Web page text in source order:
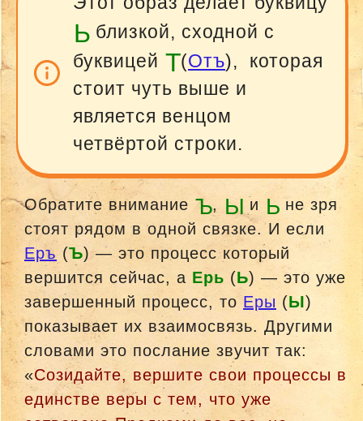
Ь близкой, сходной с
буквицей T(Отъ), которая
стоит чуть выше и
является венцом
четвёртой строки.
Обратите внимание Ъ, Ы и Ь не зря
стоят рядом в одной связке. И если
Еръ (Ъ) — это процесс который
вершится сейчас, а Ерь (Ь) — это уже
завершенный процесс, то Еры (Ы)
показывает их взаимосвязь. Другими
словами это послание звучит так:
«Созидайте, вершите свои процессы в
единстве веры с тем, что уже